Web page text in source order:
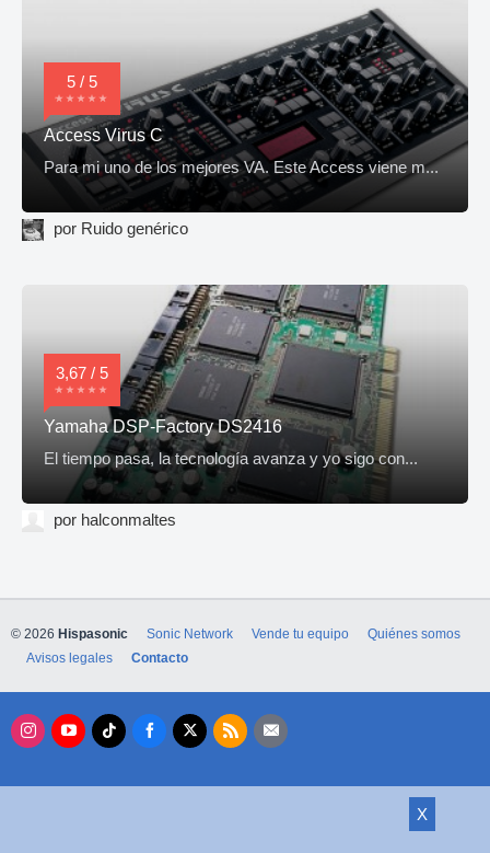
5 / 5
Access Virus C
Para mi uno de los mejores VA. Este Access viene m...
por Ruido genérico
3,67 / 5
Yamaha DSP-Factory DS2416
El tiempo pasa, la tecnología avanza y yo sigo con...
por halconmaltes
X
© 2026 Hispasonic Sonic Network Vende tu equipo
Quiénes somos
Avisos legales
Contacto